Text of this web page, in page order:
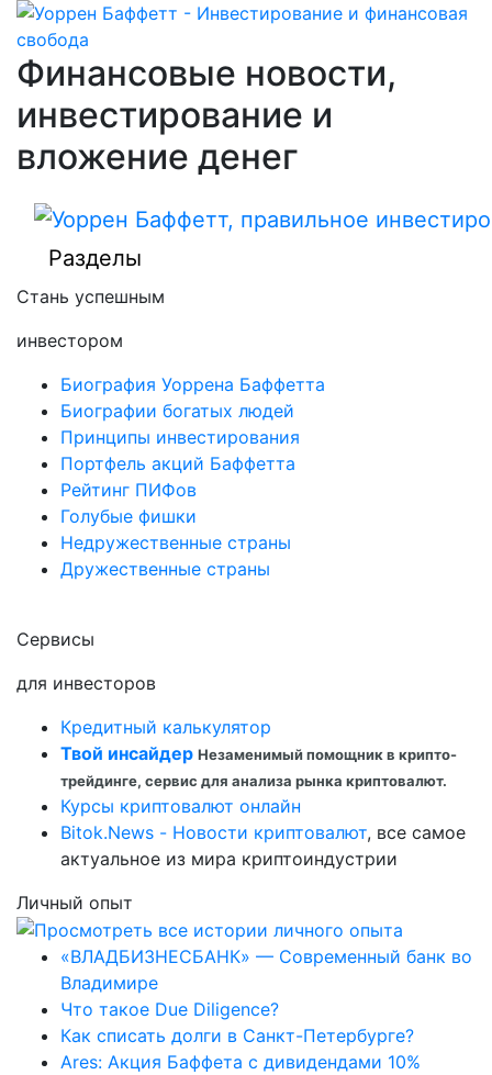
Финансовые новости,
инвестирование и
вложение денег
Разделы
Стань успешным
инвестором
Биография Уоррена Баффетта
Биографии богатых людей
Принципы инвестирования
Портфель акций Баффетта
Рейтинг ПИФов
Голубые фишки
Недружественные страны
Дружественные страны
Сервисы
для инвесторов
Кредитный калькулятор
Твой инсайдер Незаменимый помощник в крипто-
трейдинге, сервис для анализа рынка криптовалют.
Курсы криптовалют онлайн
Bitok.News - Новости криптовалют, все самое
актуальное из мира криптоиндустрии
Личный опыт
«ВЛАДБИЗНЕСБАНК» — Современный банк во
Владимире
Что такое Due Diligence?
Как списать долги в Санкт-Петербурге?
Ares: Акция Баффета с дивидендами 10%